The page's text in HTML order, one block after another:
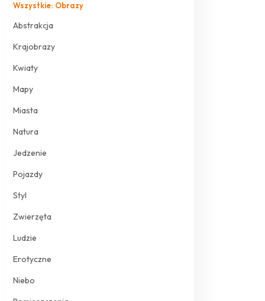
Wszystkie: Obrazy
Abstrakcja
Krajobrazy
Kwiaty
Mapy
Miasta
Natura
Jedzenie
Pojazdy
Styl
Zwierzęta
Ludzie
Erotyczne
Niebo